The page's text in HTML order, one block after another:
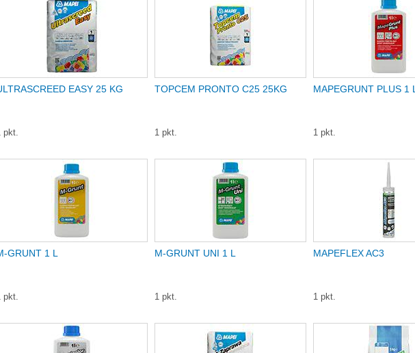
EASY 25 KG
pkt.
TOPCEM PRONTO C25 25KG
1 pkt.
MAPEGRUNT PLUS 1 L
1 pkt.
GRUNT 1 L
pkt.
M-GRUNT UNI 1 L
1 pkt.
MAPEFLEX AC3
1 pkt.